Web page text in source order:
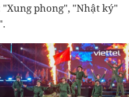
phong", "Nhật ký"